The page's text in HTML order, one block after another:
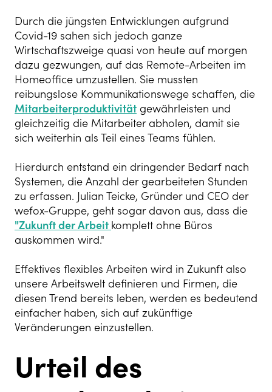
Durch die jüngsten Entwicklungen aufgrund
Covid-19 sahen sich jedoch ganze
Wirtschaftszweige quasi von heute auf morgen
dazu gezwungen, auf das Remote-Arbeiten im
Homeoffice umzustellen. Sie mussten
reibungslose Kommunikationswege schaffen, die
Mitarbeiterproduktivität gewährleisten und
gleichzeitig die Mitarbeiter abholen, damit sie
sich weiterhin als Teil eines Teams fühlen.
Hierdurch entstand ein dringender Bedarf nach
Systemen, die Anzahl der gearbeiteten Stunden
zu erfassen. Julian Teicke, Gründer und CEO der
wefox-Gruppe, geht sogar davon aus, dass die
"Zukunft der Arbeit komplett ohne Büros
auskommen wird."
Effektives flexibles Arbeiten wird in Zukunft also
unsere Arbeitswelt definieren und Firmen, die
diesen Trend bereits leben, werden es bedeutend
einfacher haben, sich auf zukünftige
Veränderungen einzustellen.
Urteil des